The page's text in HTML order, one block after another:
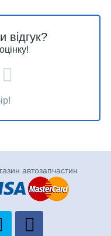
відгук?
автозапчастин